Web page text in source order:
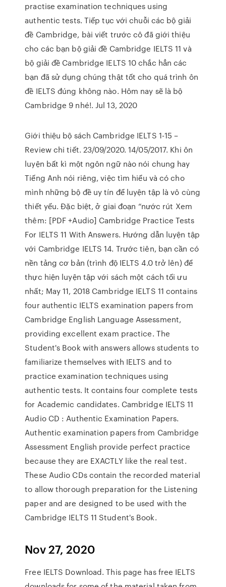
practise examination techniques using
authentic tests. Tiếp tục với chuỗi các bộ giải
đề Cambridge, bài viết trước cô đã giới thiệu
cho các bạn bộ giải đề Cambridge IELTS 11 và
bộ giải đề Cambridge IELTS 10 chắc hẳn các
bạn đã sử dụng chúng thật tốt cho quá trình ôn
đề IELTS đúng không nào. Hôm nay sẽ là bộ
Cambridge 9 nhé!. Jul 13, 2020
Giới thiệu bộ sách Cambridge IELTS 1-15 –
Review chi tiết. 23/09/2020. 14/05/2017. Khi ôn
luyện bất kì một ngôn ngữ nào nói chung hay
Tiếng Anh nói riêng, việc tìm hiểu và có cho
mình những bộ đề uy tín để luyện tập là vô cùng
thiết yếu. Đặc biệt, ở giai đoạn “nước rút Xem
thêm: [PDF +Audio] Cambridge Practice Tests
For IELTS 11 With Answers. Hướng dẫn luyện tập
với Cambridge IELTS 14. Trước tiên, bạn cần có
nền tảng cơ bản (trình độ IELTS 4.0 trở lên) để
thực hiện luyện tập với sách một cách tối ưu
nhất; May 11, 2018 Cambridge IELTS 11 contains
four authentic IELTS examination papers from
Cambridge English Language Assessment,
providing excellent exam practice. The
Student's Book with answers allows students to
familiarize themselves with IELTS and to
practice examination techniques using
authentic tests. It contains four complete tests
for Academic candidates. Cambridge IELTS 11
Audio CD : Authentic Examination Papers.
Authentic examination papers from Cambridge
Assessment English provide perfect practice
because they are EXACTLY like the real test.
These Audio CDs contain the recorded material
to allow thorough preparation for the Listening
paper and are designed to be used with the
Cambridge IELTS 11 Student's Book.
Nov 27, 2020
Free IELTS Download. This page has free IELTS